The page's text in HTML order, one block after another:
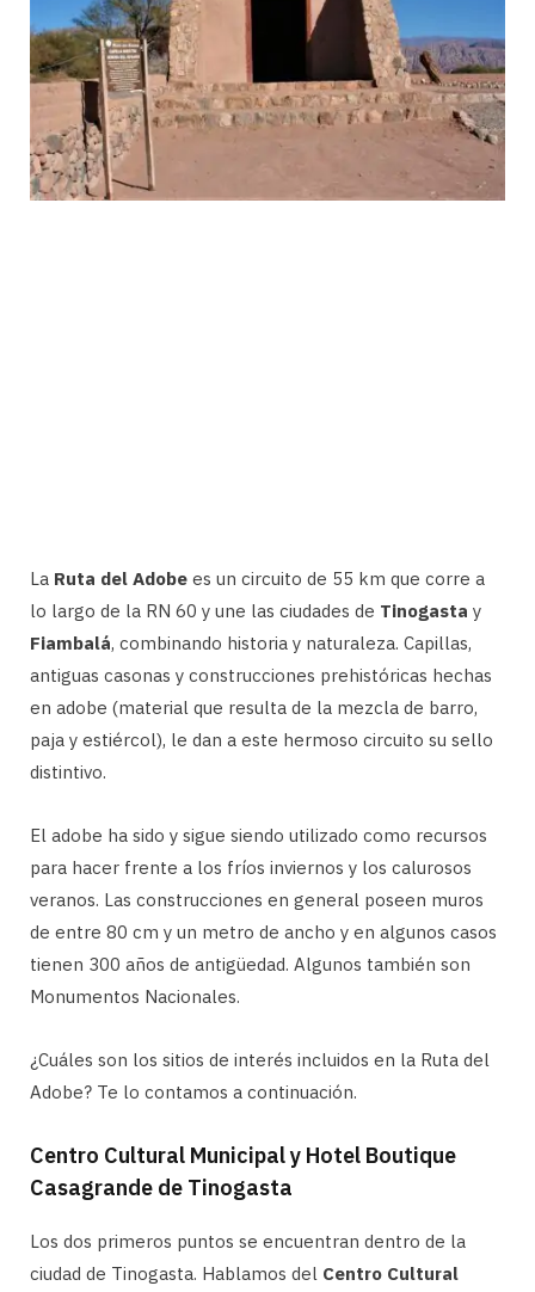
La Ruta del Adobe es un circuito de 55 km que corre a
lo largo de la RN 60 y une las ciudades de Tinogasta y
Fiambalá, combinando historia y naturaleza. Capillas,
antiguas casonas y construcciones prehistóricas hechas
en adobe (material que resulta de la mezcla de barro,
paja y estiércol), le dan a este hermoso circuito su sello
distintivo.
El adobe ha sido y sigue siendo utilizado como recursos
para hacer frente a los fríos inviernos y los calurosos
veranos. Las construcciones en general poseen muros
de entre 80 cm y un metro de ancho y en algunos casos
tienen 300 años de antigüedad. Algunos también son
Monumentos Nacionales.
¿Cuáles son los sitios de interés incluidos en la Ruta del
Adobe? Te lo contamos a continuación.
Centro Cultural Municipal y Hotel Boutique
Casagrande de Tinogasta
Los dos primeros puntos se encuentran dentro de la
ciudad de Tinogasta. Hablamos del Centro Cultural